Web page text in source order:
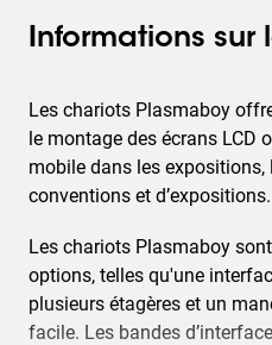
Informations sur
Les chariots Plasmaboy
le montage des écrans LCD
mobile dans les expositions,
conventions et d’expositions.
Les chariots Plasmaboy
options, telles qu'une
plusieurs étagères et un
facile. Les bandes